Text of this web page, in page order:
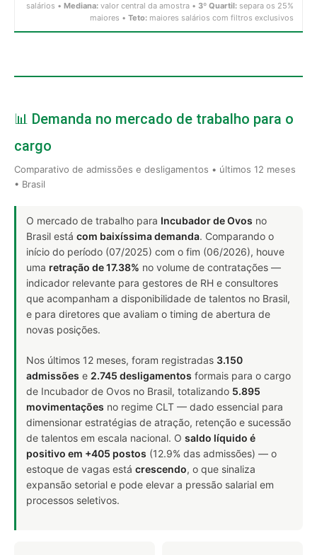
salários • Mediana: valor central da amostra • 3º Quartil: separa os 25%
maiores • Teto: maiores salários com filtros exclusivos
📊 Demanda no mercado de trabalho para o
cargo
Comparativo de admissões e desligamentos • últimos 12 meses
• Brasil
O mercado de trabalho para Incubador de Ovos no
Brasil está com baixíssima demanda. Comparando o
início do período (07/2025) com o fim (06/2026), houve
uma retração de 17.38% no volume de contratações —
indicador relevante para gestores de RH e consultores
que acompanham a disponibilidade de talentos no Brasil,
e para diretores que avaliam o timing de abertura de
novas posições.
Nos últimos 12 meses, foram registradas 3.150
admissões e 2.745 desligamentos formais para o cargo
de Incubador de Ovos no Brasil, totalizando 5.895
movimentações no regime CLT — dado essencial para
dimensionar estratégias de atração, retenção e sucessão
de talentos em escala nacional. O saldo líquido é
positivo em +405 postos (12.9% das admissões) — o
estoque de vagas está crescendo, o que sinaliza
expansão setorial e pode elevar a pressão salarial em
processos seletivos.